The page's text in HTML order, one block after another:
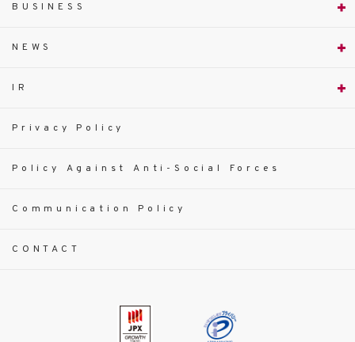
BUSINESS
NEWS
IR
Privacy Policy
Policy Against Anti-Social Forces
Communication Policy
CONTACT